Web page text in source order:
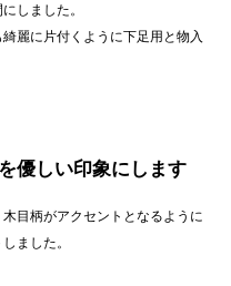
しました。
麗に片付くように下足用と物入
優しい印象にします
目柄がアクセントとなるように
ました。